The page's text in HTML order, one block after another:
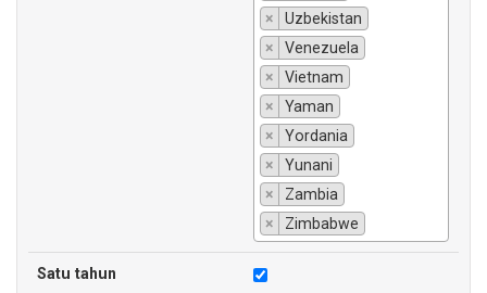
×
Uzbekistan
×
Venezuela
×
Vietnam
×
Yaman
×
Yordania
×
Yunani
×
Zambia
×
Zimbabwe
Satu tahun